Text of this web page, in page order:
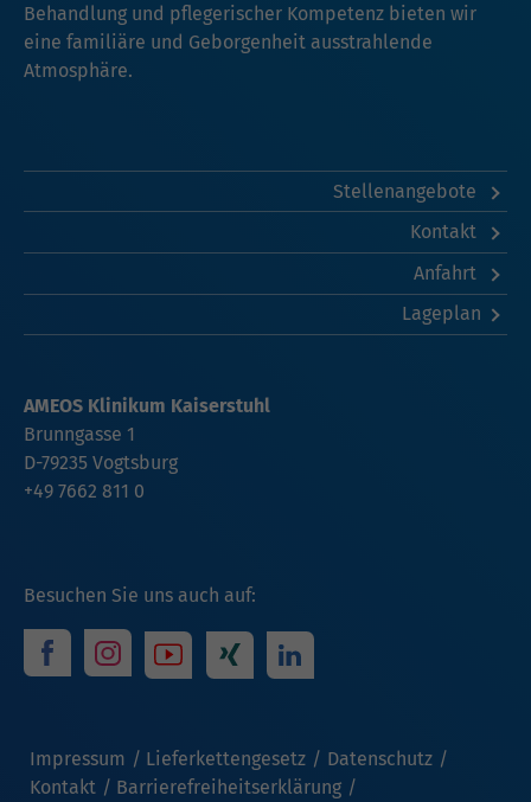
Behandlung und pflegerischer Kompetenz bieten wir
eine familiäre und Geborgenheit ausstrahlende
Atmosphäre.
Stellenangebote
Kontakt
Anfahrt
Lageplan
Besuchen Sie uns auch auf:
Impressum Lieferkettengesetz
Datenschutz
Kontakt
Barrierefreiheitserklärung
AMEOS Klinikum Kaiserstuhl
Brunngasse 1
D-79235 Vogtsburg
+49 7662 811 0